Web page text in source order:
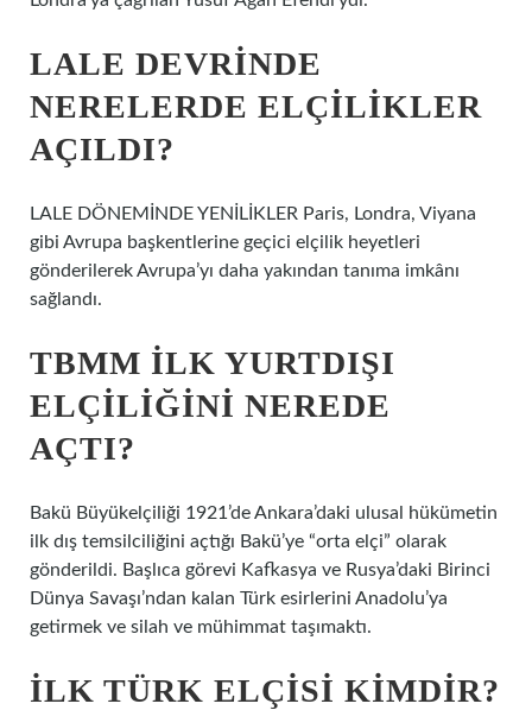
LALE DEVRINDE
NERELERDE ELÇILIKLER
AÇILDI?
LALE DÖNEMİNDE YENİLİKLER Paris, Londra, Viyana
gibi Avrupa başkentlerine geçici elçilik heyetleri
gönderilerek Avrupa’yı daha yakından tanıma imkânı
sağlandı.
TBMM ILK YURTDIŞI
ELÇILIĞINI NEREDE
AÇTI?
Bakü Büyükelçiliği 1921’de Ankara’daki ulusal hükümetin
ilk dış temsilciliğini açtığı Bakü’ye “orta elçi” olarak
gönderildi. Başlıca görevi Kafkasya ve Rusya’daki Birinci
Dünya Savaşı’ndan kalan Türk esirlerini Anadolu’ya
getirmek ve silah ve mühimmat taşımaktı.
İLK TÜRK ELÇISI KIMDIR?